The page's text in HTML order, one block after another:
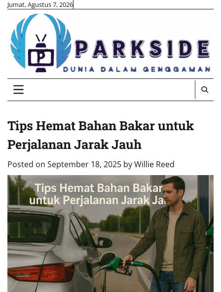
Skip
content
Jumat, Agustus 7, 2026
Tips Hemat Bahan Bakar untuk
Perjalanan Jarak Jauh
Posted on September 18, 2025 byWillie Reed